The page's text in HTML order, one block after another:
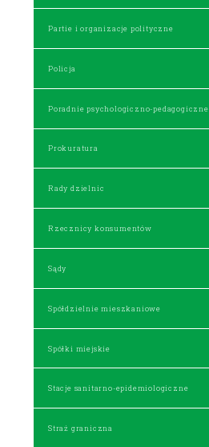
Partie i organizacje polityczne
Policja
Poradnie psychologiczno-pedagogiczne
Prokuratura
Rady dzielnic
Rzecznicy konsumentów
Sądy
Spółdzielnie mieszkaniowe
Spółki miejskie
Stacje sanitarno-epidemiologiczne
Straż graniczna